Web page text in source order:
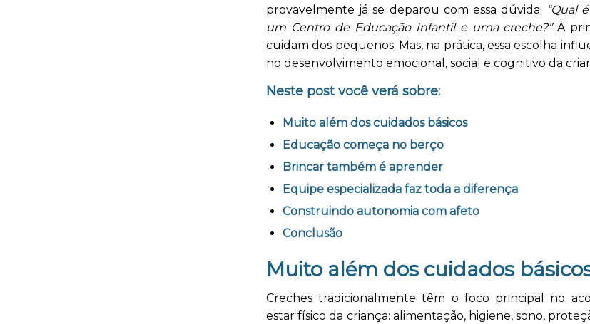
provavelmente já se deparou com essa dúvida: “Qual
um Centro de Educação Infantil e uma creche?”À
cuidam dos pequenos. Mas, na prática, essa escolha
no desenvolvimento emocional, social e cognitivo da
Neste post você verá sobre:
Muito além dos cuidados básicos
Educação começa no berço
Brincar também é aprender
Equipe especializada faz toda a diferença
Construindo autonomia com afeto
Conclusão
Muito além dos cuidados
Creches tradicionalmente têm o foco principal no
estar físico da criança: alimentação, higiene, sono,